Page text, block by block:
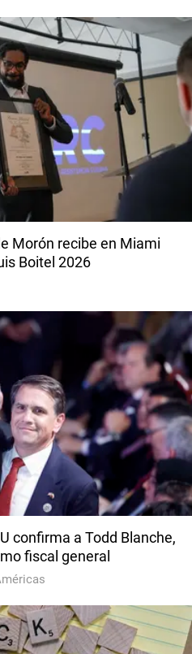
Morón recibe en Miami
Boitel 2026
confirma a Todd Blanche,
fiscal general